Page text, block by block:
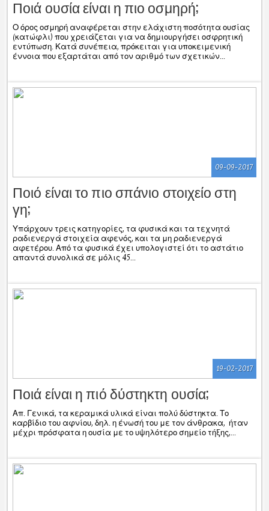
Ποιά ουσία είναι η πιο οσμηρή;
Ο όρος οσμηρή αναφέρεται στην ελάχιστη ποσότητα ουσίας
(κατώφλι) που χρειάζεται για να δημιουργήσει οσφρητική
εντύπωση. Κατά συνέπεια, πρόκειται για υποκειμενική
έννοια που εξαρτάται από τον αριθμό των σχετικών...
09-09-2017
Ποιό είναι το πιο σπάνιο στοιχείο στη
γη;
Υπάρχουν τρεις κατηγορίες, τα φυσικά και τα τεχνητά
ραδιενεργά στοιχεία αφενός, και τα μη ραδιενεργά
αφετέρου. Από τα φυσικά έχει υπολογιστεί ότι το αστάτιο
απαντά συνολικά σε μόλις 45...
19-02-2017
Ποιά είναι η πιό δύστηκτη ουσία;
Απ. Γενικά, τα κεραμικά υλικά είναι πολύ δύστηκτα. Το
καρβίδιο του αφνίου, δηλ. η ένωσή του με τον άνθρακα, ήταν
μέχρι πρόσφατα η ουσία με το υψηλότερο σημείο τήξης,...